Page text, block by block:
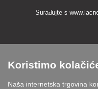
Surađujte s
Uvijek ćemo vas
Koristimo
Naša internetska trgovina